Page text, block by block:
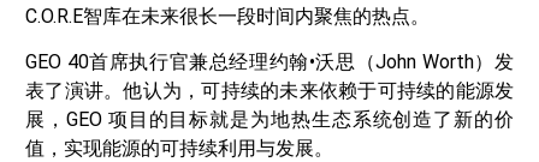
C.O.R.E智库在未来很长一段时间内聚焦的热点。
GEO 40首席执行官兼总经理约翰•沃思（John Worth）发
表了演讲。他认为，可持续的未来依赖于可持续的能源发
展，GEO 项目的目标就是为地热生态系统创造了新的价
值，实现能源的可持续利用与发展。